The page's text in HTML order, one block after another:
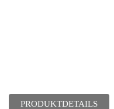
PRODUKTDETAILS